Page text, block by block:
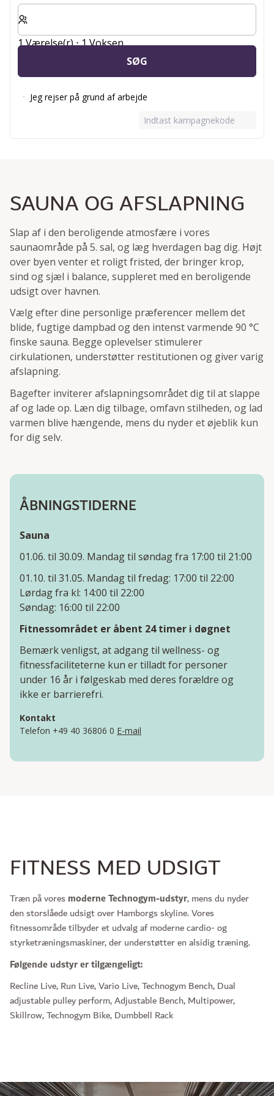
Vælg antal værelser og gæster til dit ophold
1 Værelse(r) ⋅ 1 Voksen
SØG
Jeg rejser på grund af arbejde
Indtast kampagnekode
SAUNA OG AFSLAPNING
Slap af i den beroligende atmosfære i vores
saunaområde på 5. sal, og læg hverdagen bag dig. Højt
over byen venter et roligt fristed, der bringer krop,
sind og sjæl i balance, suppleret med en beroligende
udsigt over havnen.
Vælg efter dine personlige præferencer mellem det
blide, fugtige dampbad og den intenst varmende 90 °C
finske sauna. Begge oplevelser stimulerer
cirkulationen, understøtter restitutionen og giver varig
afslapning.
Bagefter inviterer afslapningsområdet dig til at slappe
af og lade op. Læn dig tilbage, omfavn stilheden, og lad
varmen blive hængende, mens du nyder et øjeblik kun
for dig selv.
ÅBNINGSTIDERNE
Sauna
01.06. til 30.09. Mandag til søndag fra 17:00 til 21:00
01.10. til 31.05. Mandag til fredag: 17:00 til 22:00
Lørdag fra kl: 14:00 til 22:00
Søndag: 16:00 til 22:00
Fitnessområdet er åbent 24 timer i døgnet
Bemærk venligst, at adgang til wellness- og
fitnessfaciliteterne kun er tilladt for personer
under 16 år i følgeskab med deres forældre og
ikke er barrierefri.
Kontakt
Telefon +49 40 36806 0 E-mail
FITNESS MED UDSIGT
Træn på voresmoderne Technogym-udstyr, mens du nyder
den storslåede udsigt over Hamborgs skyline. Vores
fitnessområde tilbyder et udvalg af moderne cardio- og
styrketræningsmaskiner, der understøtter en alsidig træning.
Følgende udstyr er tilgængeligt:
Recline Live, Run Live, Vario Live, Technogym Bench, Dual
adjustable pulley perform, Adjustable Bench, Multipower,
Skillrow, Technogym Bike, Dumbbell Rack